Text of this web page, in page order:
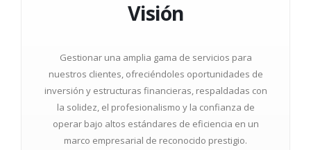
Visión
Gestionar una amplia gama de servicios para
nuestros clientes, ofreciéndoles oportunidades de
inversión y estructuras financieras, respaldadas con
la solidez, el profesionalismo y la confianza de
operar bajo altos estándares de eficiencia en un
marco empresarial de reconocido prestigio.